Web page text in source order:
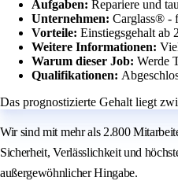
Aufgaben: Repariere und
Unternehmen: Carglass® -
Vorteile: Einstiegsgehalt ab
Weitere Informationen:
Warum dieser Job: Werde
Qualifikationen:
Das prognostizierte Gehalt liegt
Wir sind mit mehr als 2.800
Sicherheit, Verlässlichkeit und
außergewöhnlicher Hingabe.